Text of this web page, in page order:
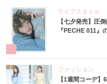
ライフスタイル
【七夕発売】圧
『PECHE 011
ファッション
【1週間コーデ